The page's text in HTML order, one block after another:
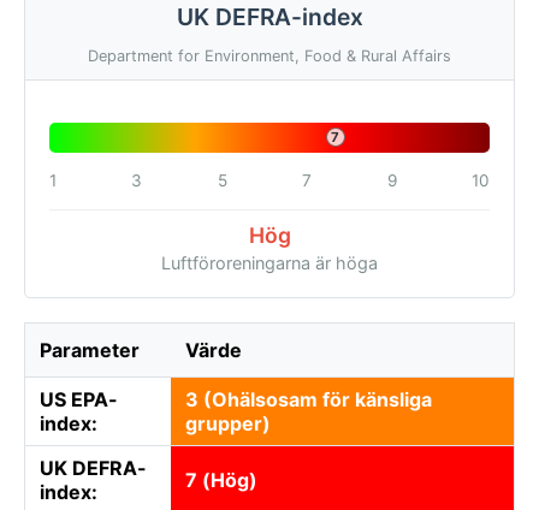
UK DEFRA-index
Department for Environment, Food & Rural Affairs
7
1 3 5 7 9 10
Hög
Luftföroreningarna är höga
Parameter Värde
US EPA-
index:
3 (Ohälsosam för känsliga
grupper)
UK DEFRA-
index:
7 (Hög)